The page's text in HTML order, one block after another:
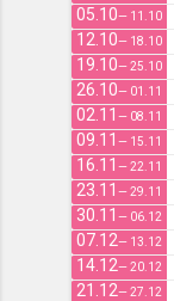
05.10— 11.10
12.10— 18.10
19.10— 25.10
26.10— 01.11
02.11 — 08.11
09.11 — 15.11
16.11 — 22.11
23.11 — 29.11
30.11 — 06.12
07.12— 13.12
14.12— 20.12
21.12— 27.12